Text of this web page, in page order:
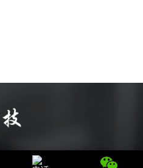
、服务提供商